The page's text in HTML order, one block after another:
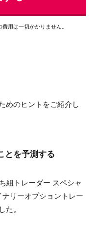
用は一切かかりません。
めのヒントをご紹介し
とを予測する
組トレーダー スペシャ
リーオプショントレー
た。